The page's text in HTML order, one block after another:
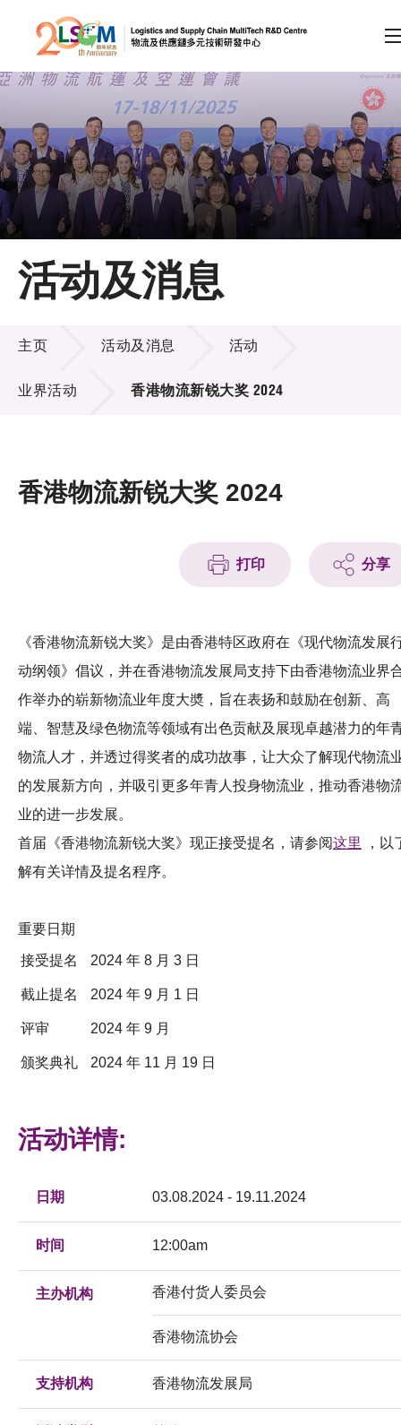
跳到内容（按回车键）
会员登录
A A EN 繁 简
主页
关于LSCM
技术商品化
项目及资助计划
活动及消息
科技分享
会籍
活动及消息
活动及消息
主页 活动及消息 活动
业界活动 香港物流新锐大奖 2024
香港物流新锐大奖 2024
打印 分享
《香港物流新锐大奖》是由香港特区政府在《现代物流发展
动纲领》倡议，并在香港物流发展局支持下由香港物流业界
作举办的崭新物流业年度大奬，旨在表扬和鼓励在创新、高
端、智慧及绿色物流等领域有出色贡献及展现卓越潜力的年
物流人才，并透过得奖者的成功故事，让大众了解现代物流
的发展新方向，并吸引更多年青人投身物流业，推动香港物
业的进一步发展。
首届《香港物流新锐大奖》现正接受提名，请参阅这里
，以
解有关详情及提名程序。
重要日期
接受提名 2024 年 8 月 3 日
截止提名 2024 年 9 月 1 日
评审 2024 年 9 月
颁奖典礼 2024 年 11 月 19 日
活动详情:
日期 03.08.2024 - 19.11.2024
时间 12:00am
主办机构 香港付货人委员会
香港物流协会
支持机构 香港物流发展局